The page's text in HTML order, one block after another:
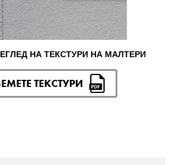
НА ТЕКСТУРИ НА МАЛТЕРИ
ТЕКСТУРИ